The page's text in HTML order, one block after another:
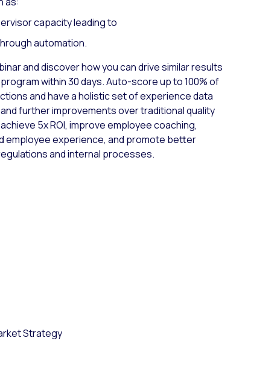
capacity leading to
automation.
and discover how you can drive similar results
within 30 days. Auto-score up to 100% of
and have a holistic set of experience data
further improvements over traditional quality
5x ROI, improve employee coaching,
employee experience, and promote better
and internal processes.
Strategy